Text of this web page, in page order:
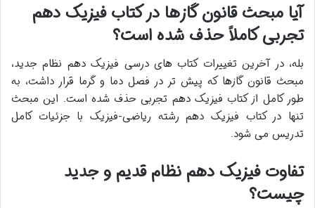
آیا مبحث قانون گازها در کتاب فیزیک دهم
تجربی کاملاً حذف شده است؟
بله، در آخرین تغییرات کتاب های درسی فیزیک دهم نظام جدید،
مبحث قانون گازها که پیش تر در فصل دما و گرما قرار داشت، به
طور کامل از کتاب فیزیک دهم تجربی حذف شده است. این مبحث
تنها در کتاب فیزیک دهم رشته ریاضی-فیزیک با جزئیات کامل
تدریس می شود.
تفاوت فیزیک دهم نظام قدیم و جدید
چیست؟